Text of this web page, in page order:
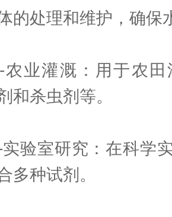
的处理和维护，确保
灌溉：用于农田
和杀虫剂等。
室研究：在科学实
多种试剂。